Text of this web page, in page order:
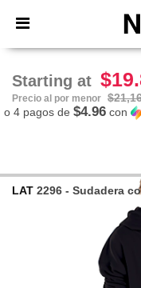
× App de
¡Mejores
Starting at
Precio al por menor
o 4 pagos de $4.96 con
LAT 2296 - Sudadera